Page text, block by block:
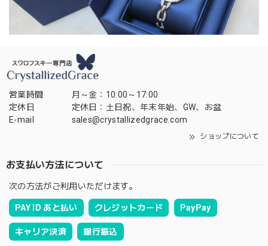
営業時間
月～金：10:00～17:00
定休日
定休日：土日祝、年末年始、GW、お盆
E-mail
sales@crystallizedgrace.com
ショップについて
お支払い方法について
次の方法がご利用いただけます。
PAY ID あと払い クレジットカード PayPay
キャリア決済 銀行振込